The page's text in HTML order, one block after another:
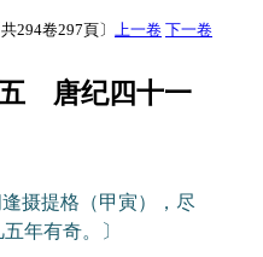
共294卷297頁〕 上一卷 下一卷
五 唐纪四十一
逢摄提格（甲寅），尽
年有奇。〕